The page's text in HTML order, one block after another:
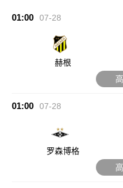
01:00 07-28
赫根
01:00 07-28
罗森博格